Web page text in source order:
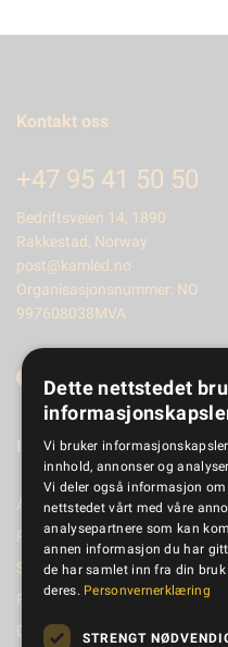
Kontakt oss
+47 95 41 50 50
Bedriftsveien 14, 1890
Rakkestad, Norway
post@kamled.no
Organisasjonsnummer: NO
997608038MVA
Informasjon
Aktuelt
Produktkatalog
Salgsbetingelser
Personvernerklæring
Dokumenter
Dette nettstedet
Vi bruker
innhold, annonser og
Vi deler også informasjon
nettstedet vårt med våre
analysepartnere som kan
annen informasjon du har
de har samlet inn fra din bruk
deres. Personvernerklæring
STRENGT